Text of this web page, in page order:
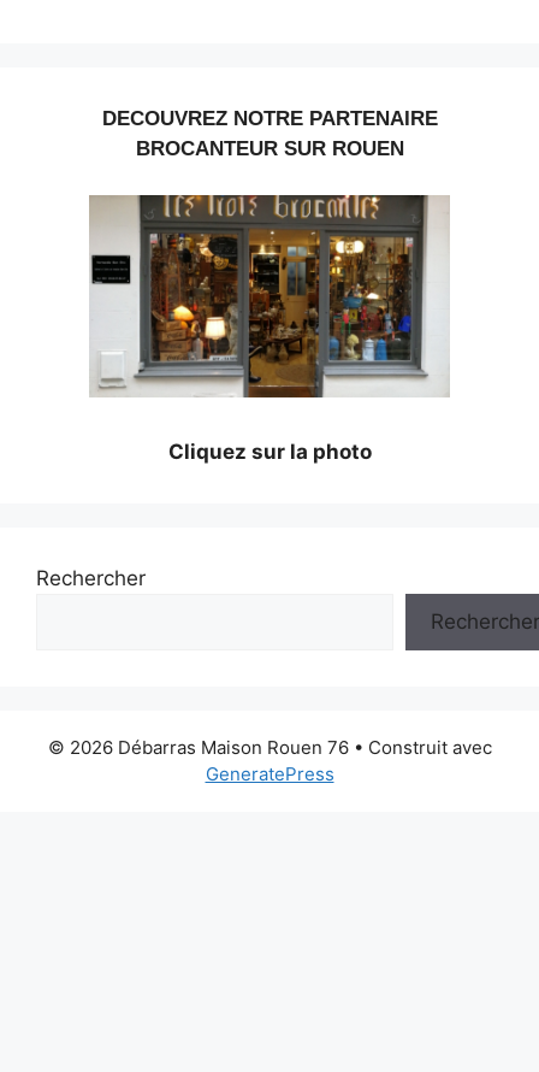
DECOUVREZ NOTRE PARTENAIRE
BROCANTEUR SUR ROUEN
Cliquez sur la photo
Rechercher
Rechercher
© 2026 Débarras Maison Rouen 76• Construit avec
GeneratePress